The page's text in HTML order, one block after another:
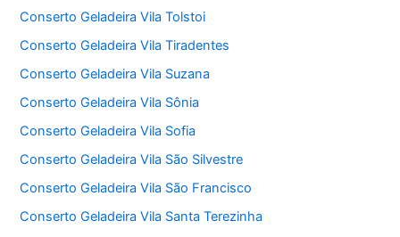
Conserto Geladeira Vila Tolstoi
Conserto Geladeira Vila Tiradentes
Conserto Geladeira Vila Suzana
Conserto Geladeira Vila Sônia
Conserto Geladeira Vila Sofia
Conserto Geladeira Vila São Silvestre
Conserto Geladeira Vila São Francisco
Conserto Geladeira Vila Santa Terezinha